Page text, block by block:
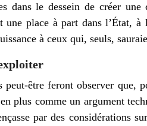
dans le dessein de créer
une place à part dans l’État,
à ceux qui, seuls,
peut-être feront observer que,
plus comme un argument
par des considérations